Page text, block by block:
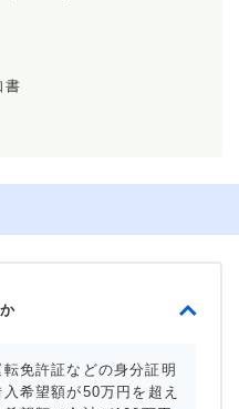
書
免許証などの身分証明
希望額が50万円を超え